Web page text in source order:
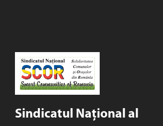
Sindicatul Național al